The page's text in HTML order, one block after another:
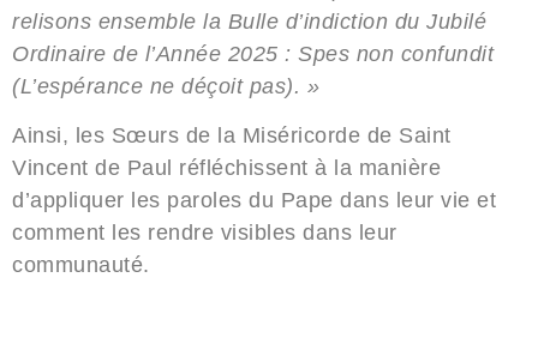
relisons ensemble la Bulle d’indiction du Jubilé
Ordinaire de l’Année 2025 : Spes non confundit
(L’espérance ne déçoit pas). »
Ainsi, les Sœurs de la Miséricorde de Saint
Vincent de Paul réfléchissent à la manière
d’appliquer les paroles du Pape dans leur vie et
comment les rendre visibles dans leur
communauté.